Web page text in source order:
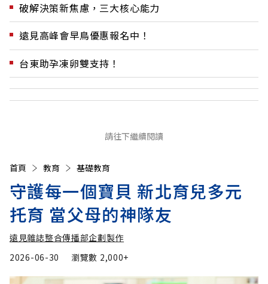
破解決策新焦慮，三大核心能力
遠見高峰會早鳥優惠報名中！
台東助孕凍卵雙支持！
請往下繼續閱讀
首頁 教育 基礎教育
守護每一個寶貝 新北育兒多元
托育 當父母的神隊友
遠見雜誌整合傳播部企劃製作
2026-06-30
瀏覽數 2,000+